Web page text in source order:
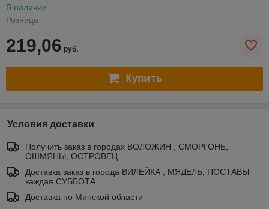
В наличии
Розница
219,06 руб.
Купить
Условия доставки
Получить заказ в городах ВОЛОЖИН , СМОРГОНЬ,
ОШМЯНЫ, ОСТРОВЕЦ
Доставка заказ в города ВИЛЕЙКА , МЯДЕЛЬ, ПОСТАВЫ
каждая СУББОТА
Доставка по Минской области